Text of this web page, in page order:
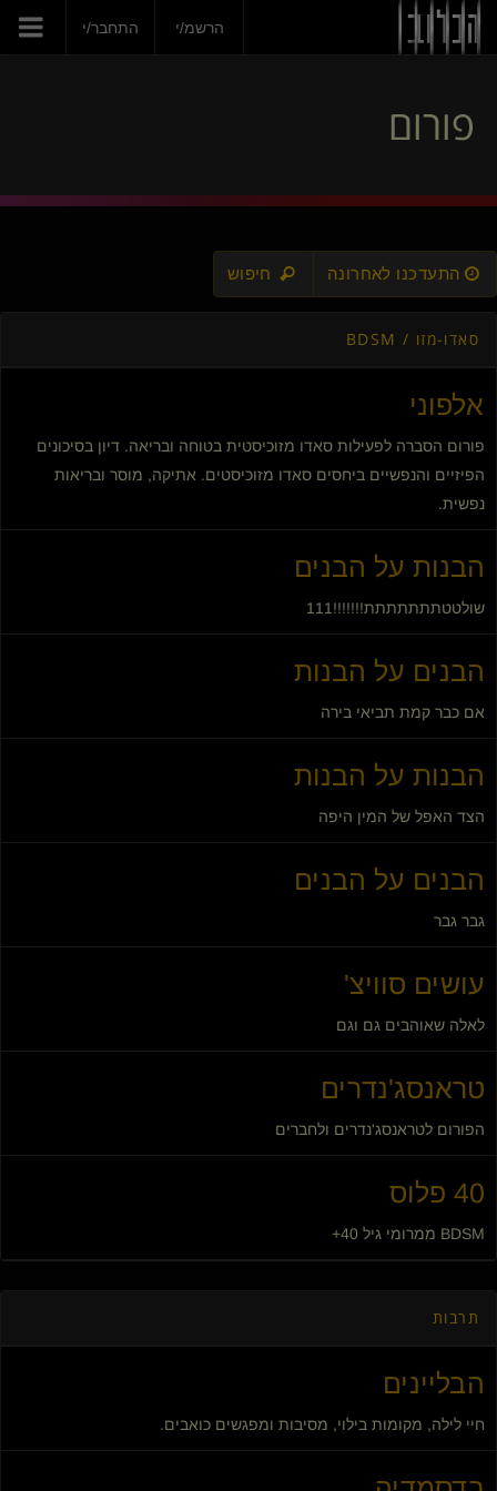
הרשמ/י התחבר/י
פורום
התעדכנו לאחרונה חיפוש
סאדו-מזו / BDSM
אלפוני
פורום הסברה לפעילות סאדו מזוכיסטית בטוחה ובריאה. דיון בסיכונים
הפיזיים והנפשיים ביחסים סאדו מזוכיסטים. אתיקה, מוסר ובריאות
נפשית.
הבנות על הבנים
שולטטתתתתתתת!!!!!!!111
הבנים על הבנות
אם כבר קמת תביאי בירה
הבנות על הבנות
הצד האפל של המין היפה
הבנים על הבנים
גבר גבר
עושים סוויצ'
לאלה שאוהבים גם וגם
טראנסג'נדרים
הפורום לטראנסג'נדרים ולחברים
40 פלוס
BDSM ממרומי גיל 40+
תרבות
הבליינים
חיי לילה, מקומות בילוי, מסיבות ומפגשים כואבים.